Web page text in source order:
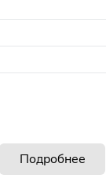
Подробнее